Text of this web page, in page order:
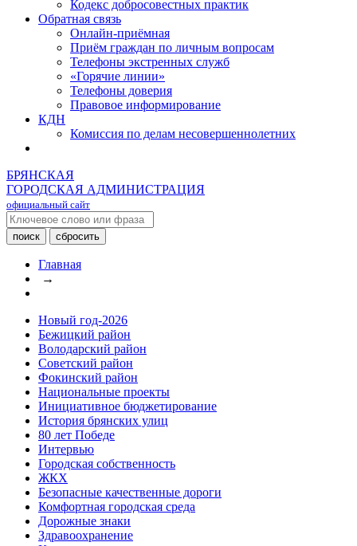
Кодекс добросовестных практик
Обратная связь
Онлайн-приёмная
Приём граждан по личным вопросам
Телефоны экстренных служб
«Горячие линии»
Телефоны доверия
Правовое информирование
КДН
Комиссия по делам несовершеннолетних
БРЯНСКАЯ
ГОРОДСКАЯ АДМИНИСТРАЦИЯ
официальный сайт
Главная
→
Новый год-2026
Бежицкий район
Володарский район
Советский район
Фокинский район
Национальные проекты
Инициативное бюджетирование
История брянских улиц
80 лет Победе
Интервью
Городская собственность
ЖКХ
Безопасные качественные дороги
Комфортная городская среда
Дорожные знаки
Здравоохранение